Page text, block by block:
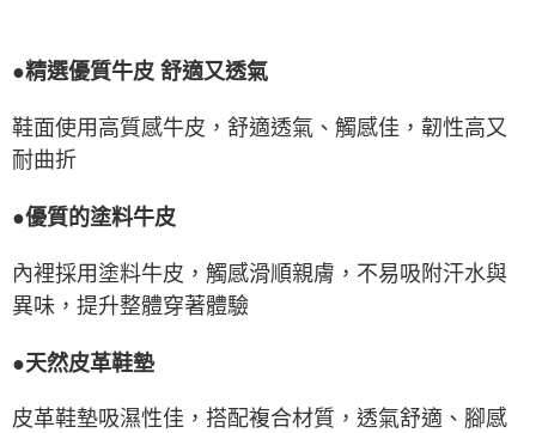
●精選優質牛皮 舒適又透氣
鞋面使用高質感牛皮，舒適透氣、觸感佳，韌性高又
耐曲折
●優質的塗料牛皮
內裡採用塗料牛皮，觸感滑順親膚，不易吸附汗水與
異味，提升整體穿著體驗
●天然皮革鞋墊
皮革鞋墊吸濕性佳，搭配複合材質，透氣舒適、腳感